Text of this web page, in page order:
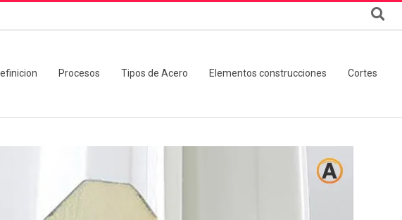
Procesos Tipos de Acero Elementos construcciones Cortes